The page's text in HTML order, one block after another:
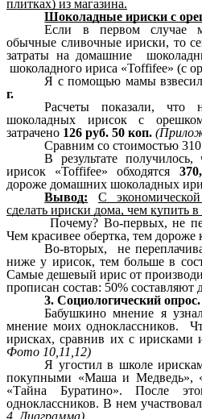
плитках) из магазина.
Шоколадные ириски с
Если в первом случае
обычные сливочные ириски, то
затраты на домашние
шоколадного ириса «Toffifee» (с
Я с помощью мамы
г.
Расчеты показали, что
шоколадных ирисок с
затрачено 126 руб. 50 коп.
Сравним со стоимостью
В результате
ирисок «Toffifee» обходятся
дороже домашних шоколадных
Вывод:
С
сделать ириски дома, чем купить в
Почему? Во-первых, не
Чем красивее обертка, тем дороже
Во-вторых, не
ниже у ирисок, тем больше в
Самые дешевый ирис от
прописан состав: 50% составляют
3. Социологический опрос.
Бабушкино мнение я
мнение моих одноклассников.
ирисках, сравнив их с ирисками
Фото 10,11,12)
Я угостил в школе
покупными «Маша и Медведь»,
«Тайна Буратино». После
одноклассников. В нем